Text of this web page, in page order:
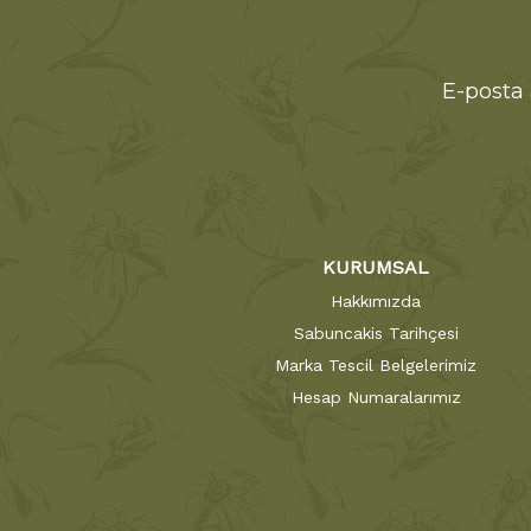
E-
KURUMSAL
Hakkımızda
Sabuncakis Tarihçesi
Marka Tescil Belgelerimiz
Hesap Numaralarımız